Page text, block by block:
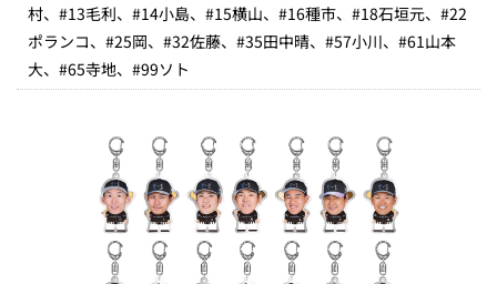
村、#13毛利、#14小島、#15横山、#16種市、#18石垣元、#22
ポランコ、#25岡、#32佐藤、#35田中晴、#57小川、#61山本
大、#65寺地、#99ソト